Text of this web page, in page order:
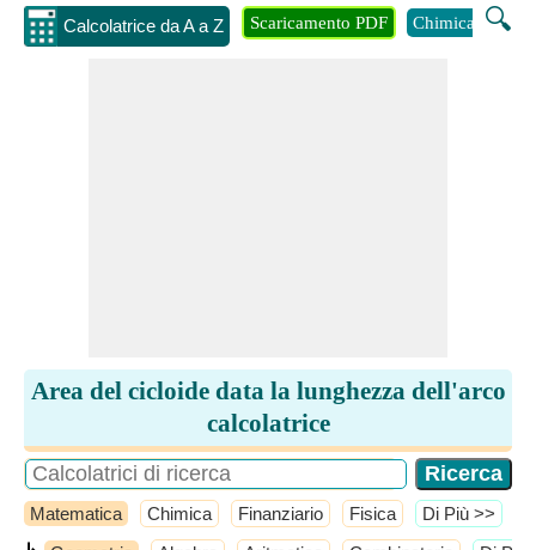
Calcolatrice da A a Z 🔍
Scaricamento PDF Chimica
Area del cicloide data la lunghezza dell'arco
calcolatrice
Matematica Chimica Finanziario Fisica ​Di Più >>